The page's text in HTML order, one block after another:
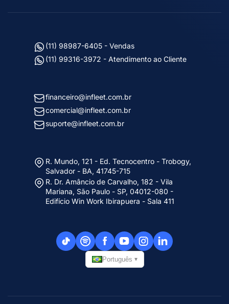
(11) 98987-6405 - Vendas
(11) 99316-3972 - Atendimento ao Cliente
financeiro@infleet.com.br
comercial@infleet.com.br
suporte@infleet.com.br
R. Mundo, 121 - Ed. Tecnocentro - Trobogy,
Salvador - BA, 41745-715
R. Dr. Amâncio de Carvalho, 182 - Vila
Mariana, São Paulo - SP, 04012-080 -
Edifício Win Work Ibirapuera - Sala 411
Português ▾